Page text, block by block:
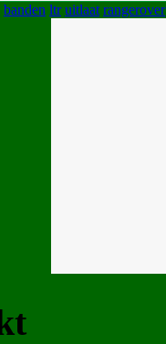
banden ltr uitlaat rangerover